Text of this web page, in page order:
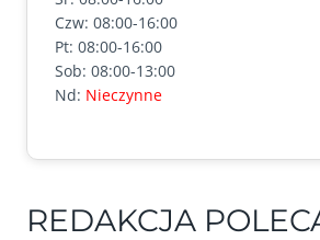
Czw: 08:00-16:00
Pt: 08:00-16:00
Sob: 08:00-13:00
Nd: Nieczynne
REDAKCJA